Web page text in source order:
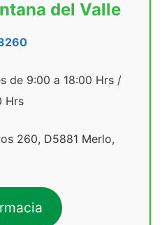
del Valle
de 9:00 a 18:00 Hrs /
Hrs
260, D5881 Merlo,